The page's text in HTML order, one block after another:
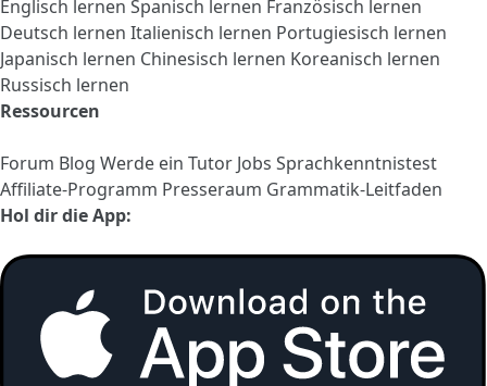
Englisch lernen Spanisch lernen Französisch lernen
Deutsch lernen Italienisch lernen Portugiesisch lernen
Japanisch lernen Chinesisch lernen Koreanisch lernen
Russisch lernen
Ressourcen
Forum Blog Werde ein Tutor Jobs Sprachkenntnistest
Affiliate-Programm Presseraum Grammatik-Leitfaden
Hol dir die App: